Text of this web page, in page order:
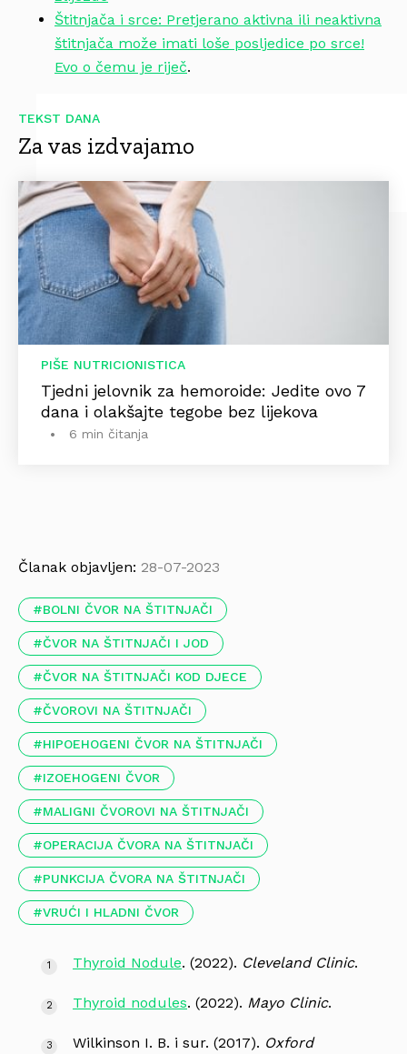
Štitnjača i srce: Pretjerano aktivna ili neaktivna
štitnjača može imati loše posljedice po srce!
Evo o čemu je riječ.
TEKST DANA
Za vas izdvajamo
PIŠE NUTRICIONISTICA
Tjedni jelovnik za hemoroide: Jedite ovo 7
dana i olakšajte tegobe bez lijekova
6 min čitanja
Članak objavljen: 28-07-2023
BOLNI ČVOR NA ŠTITNJAČI
ČVOR NA ŠTITNJAČI I JOD
ČVOR NA ŠTITNJAČI KOD DJECE
ČVOROVI NA ŠTITNJAČI
HIPOEHOGENI ČVOR NA ŠTITNJAČI
IZOEHOGENI ČVOR
MALIGNI ČVOROVI NA ŠTITNJAČI
OPERACIJA ČVORA NA ŠTITNJAČI
PUNKCIJA ČVORA NA ŠTITNJAČI
VRUĆI I HLADNI ČVOR
Thyroid Nodule. (2022). Cleveland Clinic.
Thyroid nodules. (2022). Mayo Clinic.
Wilkinson I. B. i sur. (2017). Oxford